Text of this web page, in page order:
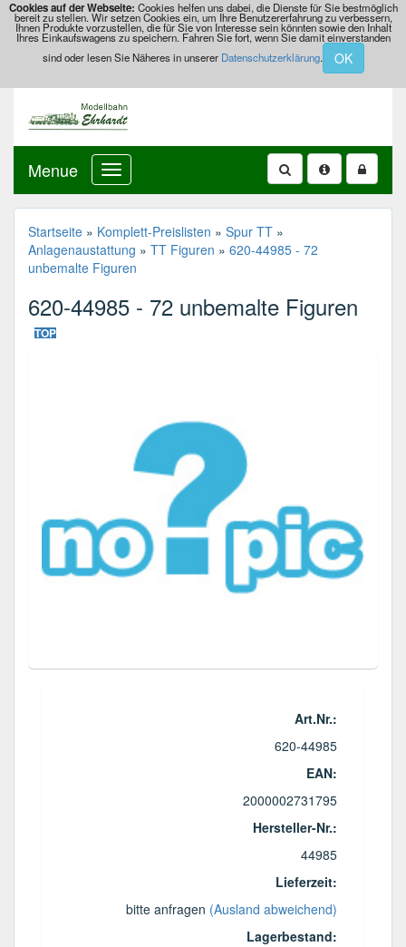
Cookies auf der Webseite: Cookies helfen uns dabei, die Dienste für Sie bestmöglich
bereit zu stellen. Wir setzen Cookies ein, um Ihre Benutzererfahrung zu verbessern,
Ihnen Produkte vorzustellen, die für Sie von Interesse sein könnten sowie den Inhalt
Ihres Einkaufswagens zu speichern. Fahren Sie fort, wenn Sie damit einverstanden
sind oder lesen Sie Näheres in unserer Datenschutzerklärung. OK
620-
44985
-
72
unbemalte
Figuren
Menue
Startseite » Komplett-Preislisten » Spur TT »
Anlagenaustattung » TT Figuren » 620-44985 - 72
unbemalte Figuren
620-44985 - 72 unbemalte Figuren
TOP
Art.Nr.:
620-44985
EAN:
2000002731795
Hersteller-Nr.:
44985
Lieferzeit:
bitte anfragen (Ausland abweichend)
Lagerbestand: